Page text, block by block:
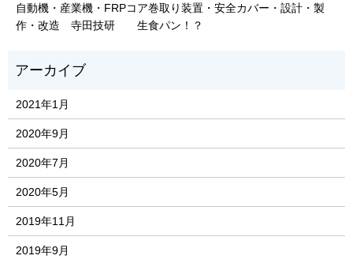
自動機・産業機・FRPコア巻取り装置・安全カバー・設計・製
作・改造 寺田技研 生食パン！？
2021年1月
2020年9月
2020年7月
2020年5月
2019年11月
2019年9月